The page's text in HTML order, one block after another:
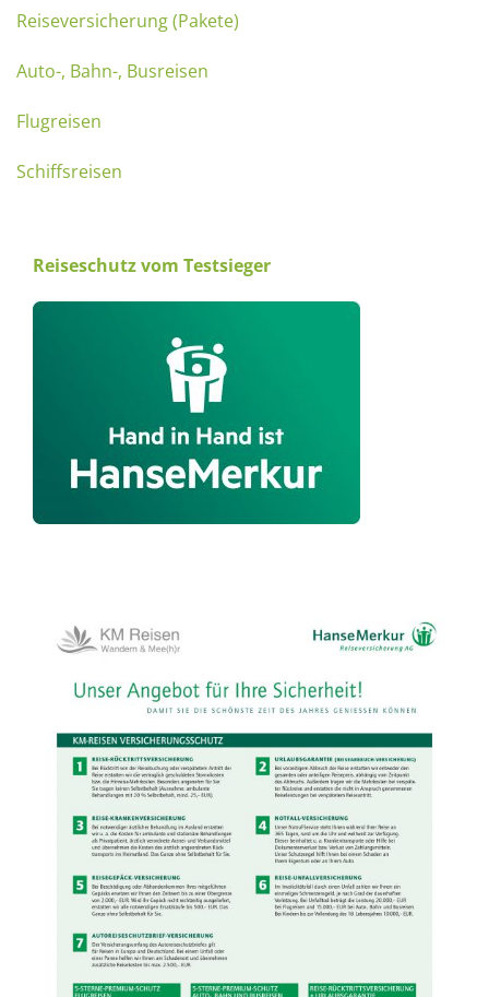
Reiseversicherung (Pakete)
Auto-, Bahn-, Busreisen
Flugreisen
Schiffsreisen
Reiseschutz vom Testsieger